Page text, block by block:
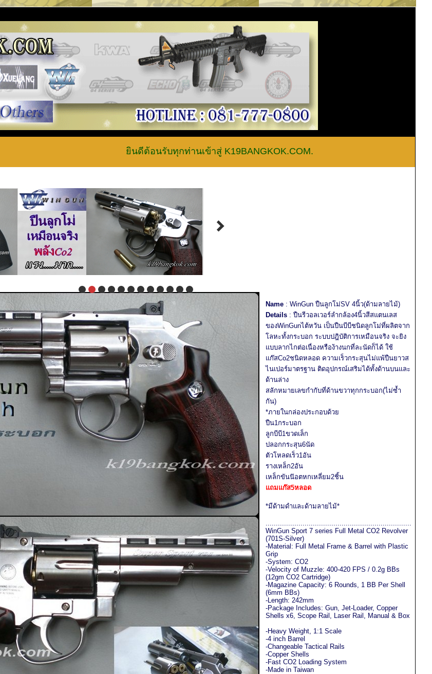
ยินดีต้อนรับทุกท่านเข้าสู่ K19BANGKOK.COM.............สายด่วน 062-
Name: WinGun ปืนลูกโม่SV 4นิ้ว(ด้ามลายไม้)
Details: ปืนรีวอลเวอร์ลำกล้อง4นิ้วสีสแตนเลส
ของWinGunไต้หวัน เป็นปืนบีบีชนิดลูกโม่ที่ผลิตจาก
โลหะทั้งกระบอก ระบบปฎิบัติการเหมือนจริง จะยิง
แบบลากไกต่อเนื่องหรือง้างนกที่ละนัดก็ได้ ใช้
แก๊สCo2ชนิดหลอด ความเร็วกระสุนไม่แพ้ปืนยาวส
ไนเปอร์มาตรฐาน ติดอุปกรณ์เสริมได้ทั้งด้านบนและ
ด้านล่าง
สลักหมายเลขกำกับที่ด้านขวาทุกกระบอก(ไม่ซ้ำ
กัน)
*ภายในกล่องประกอบด้วย
ปืน1กระบอก
ลูกบีบี1ขวดเล็ก
ปลอกกระสุน6นัด
ตัวโหลดเร็ว1อัน
รางเหล็ก2อัน
เหล็กขันน๊อตหกเหลี่ยม2ชิ้น
แถมแก๊ส5หลอด
*มีด้ามดำและด้ามลายไม้*
.......................................................................
WinGun Sport 7 series Full Metal CO2 Revolver
(701S-Silver)
-Material: Full Metal Frame & Barrel with Plastic
Grip
-System: CO2
-Velocity of Muzzle: 400-420 FPS / 0.2g BBs
(12gm CO2 Cartridge)
-Magazine Capacity: 6 Rounds, 1 BB Per Shell
(6mm BBs)
-Length: 242mm
-Package Includes: Gun, Jet-Loader, Copper
Shells x6, Scope Rail, Laser Rail, Manual & Box
-Heavy Weight, 1:1 Scale
-4 inch Barrel
-Changeable Tactical Rails
-Copper Shells
-Fast CO2 Loading System
-Made in Taiwan